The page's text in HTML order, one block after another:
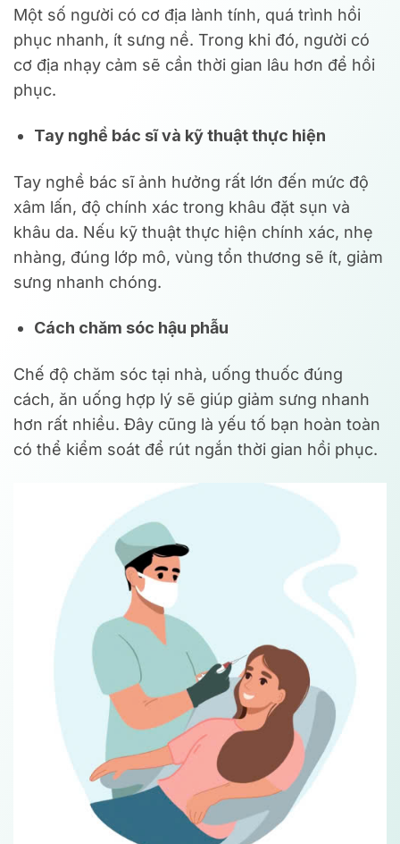
Một số người có cơ địa lành tính, quá trình hồi
phục nhanh, ít sưng nề. Trong khi đó, người có
cơ địa nhạy cảm sẽ cần thời gian lâu hơn để hồi
phục.
Tay nghề bác sĩ và kỹ thuật thực hiện
Tay nghề bác sĩ ảnh hưởng rất lớn đến mức độ
xâm lấn, độ chính xác trong khâu đặt sụn và
khâu da. Nếu kỹ thuật thực hiện chính xác, nhẹ
nhàng, đúng lớp mô, vùng tổn thương sẽ ít, giảm
sưng nhanh chóng.
Cách chăm sóc hậu phẫu
Chế độ chăm sóc tại nhà, uống thuốc đúng
cách, ăn uống hợp lý sẽ giúp giảm sưng nhanh
hơn rất nhiều. Đây cũng là yếu tố bạn hoàn toàn
có thể kiểm soát để rút ngắn thời gian hồi phục.